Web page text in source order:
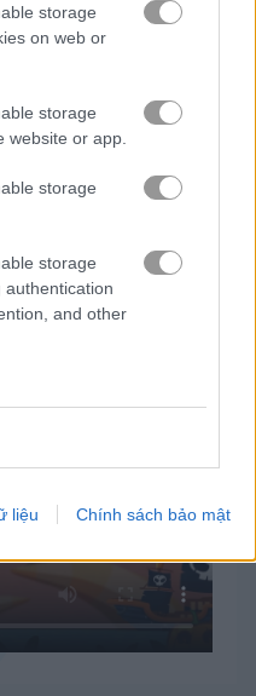
storage
on web or
storage
website or app.
storage
storage
authentication
and other
liệu Chính sách bảo mật